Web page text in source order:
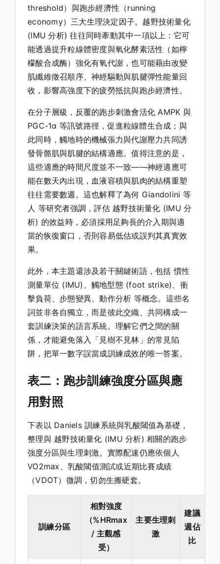
threshold）與跑步經濟性（running
economy）三大生理決定因子。越野技術量化
(IMU 分析) 往往同時牽動其中一項以上：它可
能透過提升粒線體密度與氧化酵素活性（如檸
檬酸合成酶）強化有氧代謝，也可能藉由改變
肌纖維徵召順序、神經驅動與肌腱彈性能量回
收，影響高強度下的疲勞抵抗與跑步經濟性。
在分子層級，反覆的跑步刺激會活化 AMPK 與
PGC-1α 等訊號路徑，促進粒線體生合成；與
此同時，觸地時的機械張力與代謝壓力共同誘
發骨骼肌與肌腱的結構適應。值得注意的是，
這些適應的時間尺度並不一致——神經適應可
能在數天內出現，血液容積與肌肉的結構重塑
往往需要數週。這也解釋了為何 Giandolini 等
人 等研究者強調，評估 越野技術量化 (IMU 分
析) 的效益時，必須採用足夠長的介入期與適
當的恢復窗口，否則容易低估或誤判其真實效
果。
此外，本主題還涉及若干關鍵術語，包括 慣性
測量單位 (IMU)、觸地型態 (foot strike)、衝
擊負荷、步態變異、動作分析 等概念。這些名
詞並非各自獨立，而是彼此交織、共同構成一
套訓練決策的語言系統。理解它們之間的關
係，才能避免落入「見樹不見林」的常見陷
阱，把單一數字誤當成訓練成效的唯一答案。
表二：跑步訓練強度分區與應
用對照
下表以 Daniels 訓練系統與乳酸閾值為基礎，
整理與 越野技術量化 (IMU 分析) 相關的跑步
強度分區與生理刺激。實際配速仍應依個人
VO2max、乳酸閾值測試或近期比賽成績
（VDOT）微調，切勿生搬硬套。
訓練分區
相對強度
（%HRmax
/ 主觀感
受）
主要生理刺
激
建議
週佔
比